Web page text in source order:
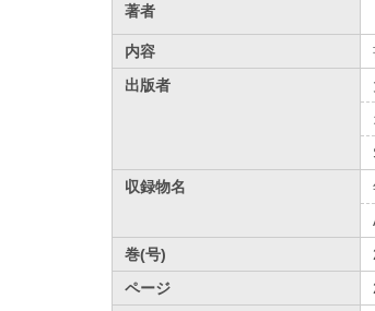
著者
内容
出版者
収録物名
巻(号)
ページ